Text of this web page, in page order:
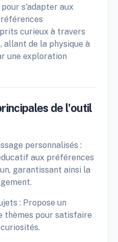
s'adapter aux
curieux à travers
allant de la physique à
une exploration
de l'outil
personnalisés :
aux préférences
garantissant ainsi la
: Propose un
thèmes pour satisfaire